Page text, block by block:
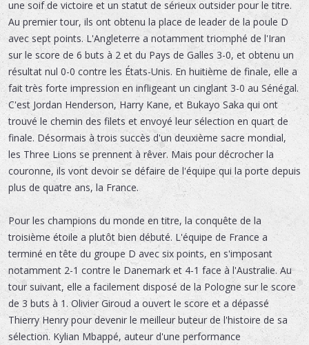
une soif de victoire et un statut de sérieux outsider pour le titre.
Au premier tour, ils ont obtenu la place de leader de la poule D
avec sept points. L'Angleterre a notamment triomphé de l'Iran
sur le score de 6 buts à 2 et du Pays de Galles 3-0, et obtenu un
résultat nul 0-0 contre les États-Unis. En huitième de finale, elle a
fait très forte impression en infligeant un cinglant 3-0 au Sénégal.
C'est Jordan Henderson, Harry Kane, et Bukayo Saka qui ont
trouvé le chemin des filets et envoyé leur sélection en quart de
finale. Désormais à trois succès d'un deuxième sacre mondial,
les Three Lions se prennent à rêver. Mais pour décrocher la
couronne, ils vont devoir se défaire de l'équipe qui la porte depuis
plus de quatre ans, la France.
Pour les champions du monde en titre, la conquête de la
troisième étoile a plutôt bien débuté. L'équipe de France a
terminé en tête du groupe D avec six points, en s'imposant
notamment 2-1 contre le Danemark et 4-1 face à l'Australie. Au
tour suivant, elle a facilement disposé de la Pologne sur le score
de 3 buts à 1. Olivier Giroud a ouvert le score et a dépassé
Thierry Henry pour devenir le meilleur buteur de l'histoire de sa
sélection. Kylian Mbappé, auteur d'une performance